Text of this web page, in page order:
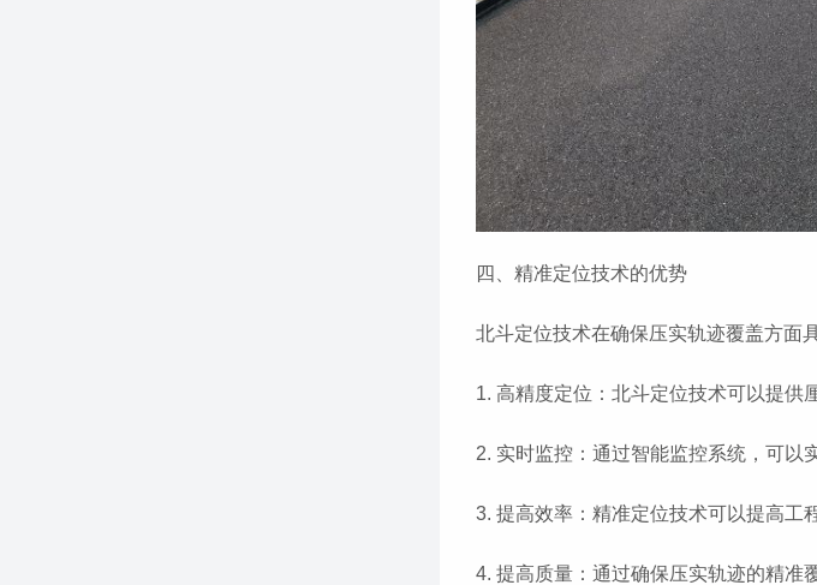
四、精准定位技术的优势
北斗定位技术在确保压实轨迹覆盖方面
1. 高精度定位：北斗定位技术可以提供
2. 实时监控：通过智能监控系统，可以
3. 提高效率：精准定位技术可以提高工
4. 提高质量：通过确保压实轨迹的精准